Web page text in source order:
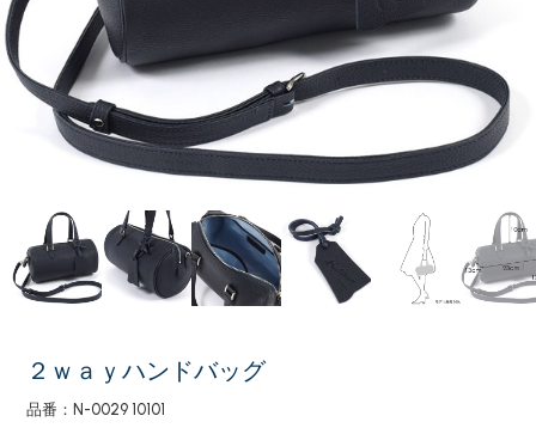
２ｗａｙハンドバッグ
品番：N-0029 10101